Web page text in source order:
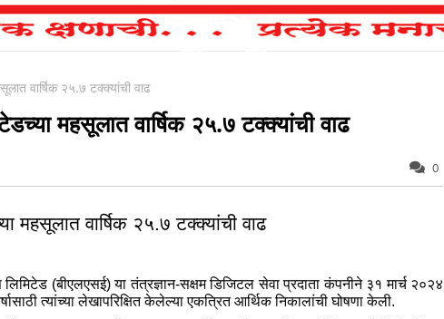
वार्षिक २५.७ टक्क्यांची वाढ
महसूलात वार्षिक २५.७ टक्क्यांची वाढ
0
महसूलात वार्षिक २५.७ टक्क्यांची वाढ
(बीएलएसई) या तंत्रज्ञान-सक्षम डिजिटल सेवा प्रदाता कंपनीने ३१ मार्च २०२४
त्‍यांच्या लेखापरिक्षित केलेल्‍या एकत्रित आर्थिक निकालांची घोषणा केली.